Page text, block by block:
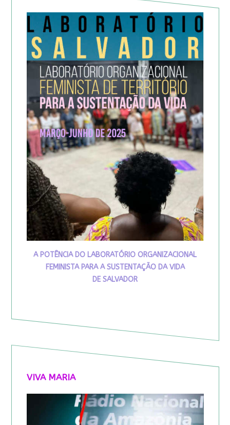
A POTÊNCIA DO LABORATÓRIO ORGANIZACIONAL
FEMINISTA PARA A SUSTENTAÇÃO DA VIDA
DE SALVADOR
VIVA MARIA